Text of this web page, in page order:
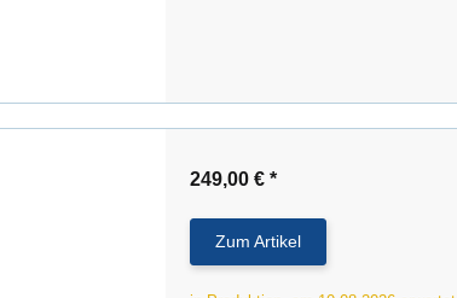
249,00 € *
Zum Artikel